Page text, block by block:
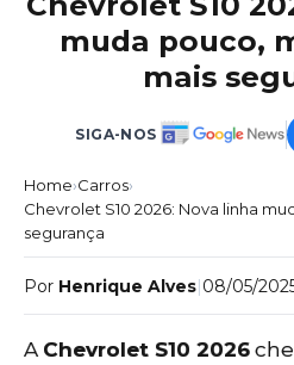
muda pouco,
mais
SIGA-NOS
Home›Carros›
Chevrolet S10 2026: Nova linha
segurança
Por Henrique Alves|08/05/
A Chevrolet S10 2026